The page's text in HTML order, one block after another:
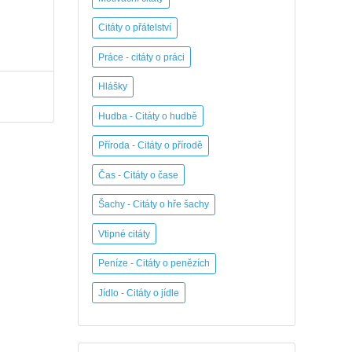
Citáty o přátelství
Práce - citáty o práci
Hlášky
Hudba - Citáty o hudbě
Příroda - Citáty o přírodě
Čas - Citáty o čase
Šachy - Citáty o hře šachy
Vtipné citáty
Peníze - Citáty o penězích
Jídlo - Citáty o jídle